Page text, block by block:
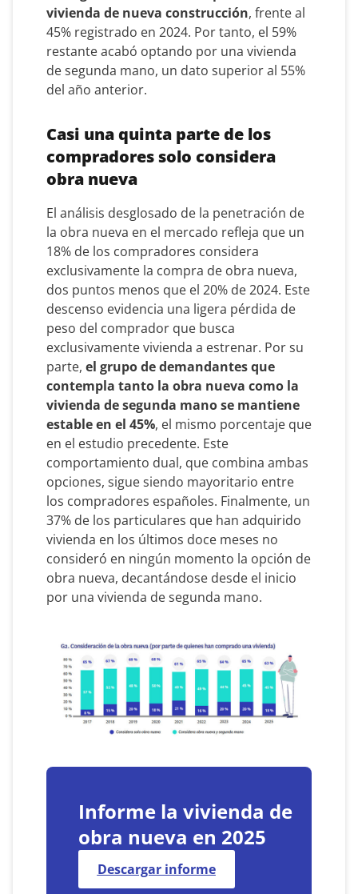
vivienda de nueva construcción, frente al
45% registrado en 2024. Por tanto, el 59%
restante acabó optando por una vivienda
de segunda mano, un dato superior al 55%
del año anterior.
Casi una quinta parte de los
compradores solo considera
obra nueva
El análisis desglosado de la penetración de
la obra nueva en el mercado refleja que un
18% de los compradores considera
exclusivamente la compra de obra nueva,
dos puntos menos que el 20% de 2024. Este
descenso evidencia una ligera pérdida de
peso del comprador que busca
exclusivamente vivienda a estrenar. Por su
parte, el grupo de demandantes que
contempla tanto la obra nueva como la
vivienda de segunda mano se mantiene
estable en el 45%, el mismo porcentaje que
en el estudio precedente. Este
comportamiento dual, que combina ambas
opciones, sigue siendo mayoritario entre
los compradores españoles. Finalmente, un
37% de los particulares que han adquirido
vivienda en los últimos doce meses no
consideró en ningún momento la opción de
obra nueva, decantándose desde el inicio
por una vivienda de segunda mano.
Informe la vivienda de
obra nueva en 2025
Descargar informe